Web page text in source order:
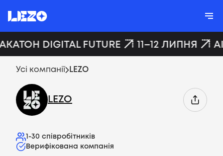
DIGITAL FUTURE 11–12 ЛИПНЯ
Усі компанії LEZO
LEZO
1-30 співробітників
Верифікована компанія